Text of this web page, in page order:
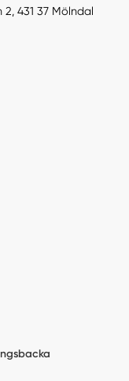
431 37 Mölndal